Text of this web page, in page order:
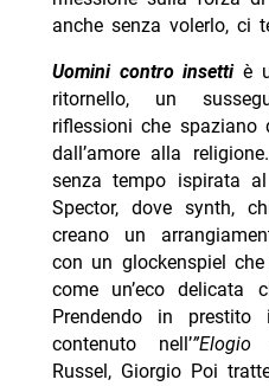
anche senza volerlo, ci
Uomini contro insettiè
ritornello, un
riflessioni che spaziano
dall’amore alla
senza tempo ispirata
Spector, dove synth,
creano un
con un glockenspiel
come un’eco delicata
Prendendo in
contenuto nell’”Elogio
Russel, Giorgio Poi